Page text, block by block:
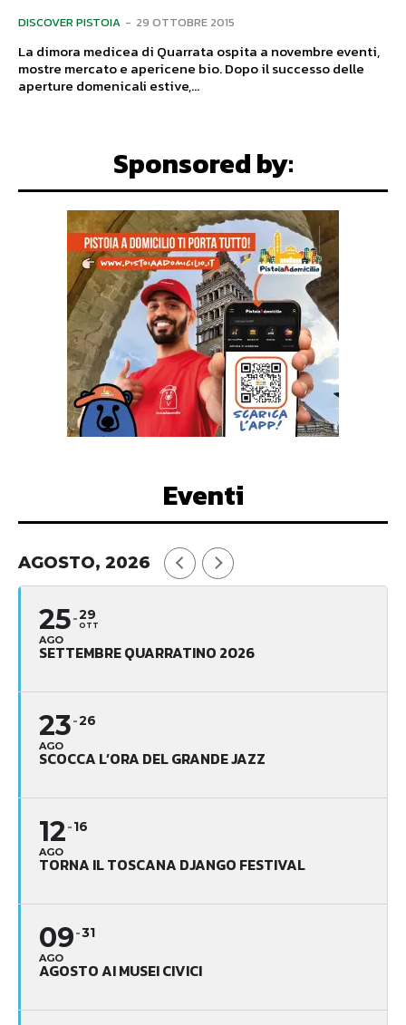
DISCOVER PISTOIA - 29 OTTOBRE 2015
La dimora medicea di Quarrata ospita a novembre eventi,
mostre mercato e apericene bio. Dopo il successo delle
aperture domenicali estive,...
Sponsored by:
Eventi
AGOSTO, 2026
25
AGO
29
OTT
SETTEMBRE QUARRATINO 2026
23
AGO
26
SCOCCA L’ORA DEL GRANDE JAZZ
12
AGO
16
TORNA IL TOSCANA DJANGO FESTIVAL
09
AGO
31
AGOSTO AI MUSEI CIVICI